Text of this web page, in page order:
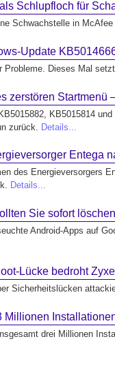
Schlupfloch für
Schwachstelle in
Update
Probleme. Dieses Mal
zerstören Startmenü
KB5015814
zurück. Details...
Entega
des Energieversorgers
Details...
Sie sofort
Android-Apps auf
Lücke bedroht
Sicherheitslücken
Millionen
drei Millionen